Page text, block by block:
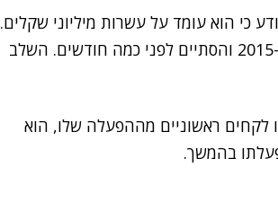
כי הוא עומד על עשרות מיליוני שקלים.
פרויקט הענק מתבצע בשני שלבים. השלב הראשון שלו החל ב-2015 והסתיים לפני כמה חודשים. השלב
לקחים ראשוניים מההפעלה שלו, הוא
בהמשך.